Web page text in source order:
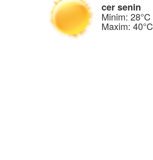
cer senin
Minim: 28°C
Maxim: 40°C